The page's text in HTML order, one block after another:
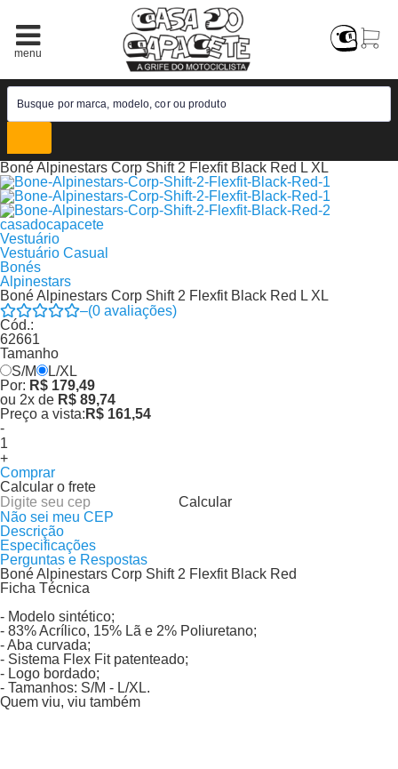
Boné Alpinestars Corp Shift 2 Flexfit Black Red L XL
casadocapacete
Vestuário
Vestuário Casual
Bonés
Alpinestars
Boné Alpinestars Corp Shift 2 Flexfit Black Red L XL
–(0 avaliações)
Cód.:
62661
Tamanho
S/M
L/XL
Por: R$ 179,49
ou 2x de R$ 89,74
Preço a vista: R$ 161,54
-
+
Comprar
Calcular o frete
Calcular
Não sei meu CEP
Descrição
Especificações
Perguntas e Respostas
Boné Alpinestars Corp Shift 2 Flexfit Black Red
Ficha Técnica
- Modelo sintético;
- 83% Acrílico, 15% Lã e 2% Poliuretano;
- Aba curvada;
- Sistema Flex Fit patenteado;
- Logo bordado;
- Tamanhos: S/M - L/XL.
Quem viu, viu também